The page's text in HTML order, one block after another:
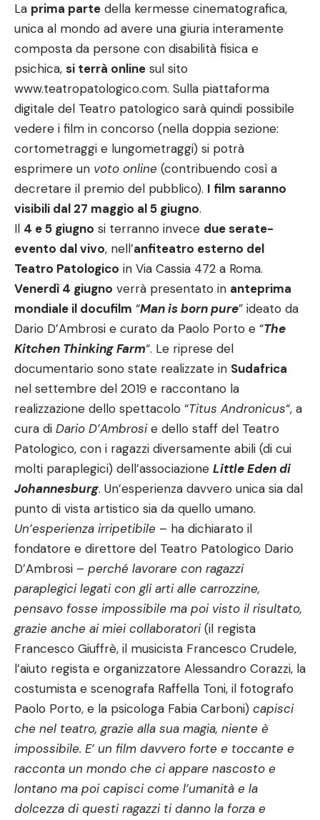
La prima parte della kermesse cinematografica,
unica al mondo ad avere una giuria interamente
composta da persone con disabilità fisica e
psichica, si terrà online sul sito
www.teatropatologico.com. Sulla piattaforma
digitale del Teatro patologico sarà quindi possibile
vedere i film in concorso (nella doppia sezione:
cortometraggi e lungometraggi) si potrà
esprimere un voto online (contribuendo così a
decretare il premio del pubblico). I film saranno
visibili dal 27 maggio al 5 giugno.
Il 4 e 5 giugno si terranno invece due serate-
evento dal vivo, nell’anfiteatro esterno del
Teatro Patologico in Via Cassia 472 a Roma.
Venerdì 4 giugno verrà presentato in anteprima
mondiale il docufilm “Man is born pure” ideato da
Dario D’Ambrosi e curato da Paolo Porto e “The
Kitchen Thinking Farm“. Le riprese del
documentario sono state realizzate in Sudafrica
nel settembre del 2019 e raccontano la
realizzazione dello spettacolo “Titus Andronicus“, a
cura di Dario D’Ambrosie dello staff del Teatro
Patologico, con i ragazzi diversamente abili (di cui
molti paraplegici) dell’associazione Little Eden di
Johannesburg. Un’esperienza davvero unica sia dal
punto di vista artistico sia da quello umano.
Un’esperienza irripetibile – ha dichiarato il
fondatore e direttore del Teatro Patologico Dario
D’Ambrosi – perché lavorare con ragazzi
paraplegici legati con gli arti alle carrozzine,
pensavo fosse impossibile ma poi visto il risultato,
grazie anche ai miei collaboratori(il regista
Francesco Giuffrè, il musicista Francesco Crudele,
l’aiuto regista e organizzatore Alessandro Corazzi, la
costumista e scenografa Raffella Toni, il fotografo
Paolo Porto, e la psicologa Fabia Carboni) capisci
che nel teatro, grazie alla sua magia, niente è
impossibile. E’ un film davvero forte e toccante e
racconta un mondo che ci appare nascosto e
lontano ma poi capisci come l’umanità e la
dolcezza di questi ragazzi ti danno la forza e